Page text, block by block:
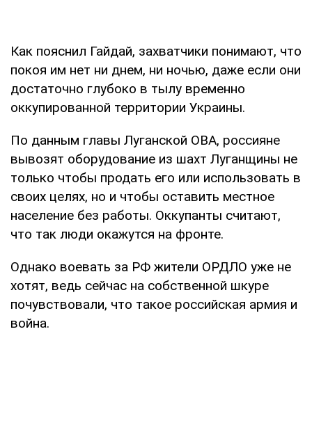
Как пояснил Гайдай, захватчики понимают, что
покоя им нет ни днем, ни ночью, даже если они
достаточно глубоко в тылу временно
оккупированной территории Украины.
По данным главы Луганской ОВА, россияне
вывозят оборудование из шахт Луганщины не
только чтобы продать его или использовать в
своих целях, но и чтобы оставить местное
население без работы. Оккупанты считают,
что так люди окажутся на фронте.
Однако воевать за РФ жители ОРДЛО уже не
хотят, ведь сейчас на собственной шкуре
почувствовали, что такое российская армия и
война.